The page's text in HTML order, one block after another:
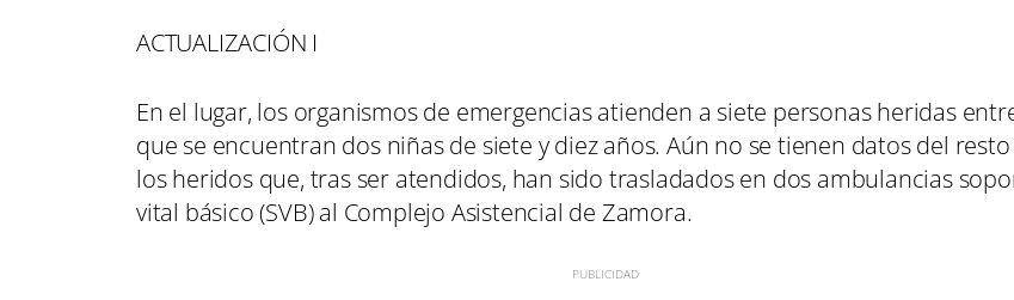
ACTUALIZACIÓN I
En el lugar, los organismos de emergencias atienden a siete personas heridas
que se encuentran dos niñas de siete y diez años. Aún no se tienen datos del
los heridos que, tras ser atendidos, han sido trasladados en dos ambulancias
vital básico (SVB) al Complejo Asistencial de Zamora.